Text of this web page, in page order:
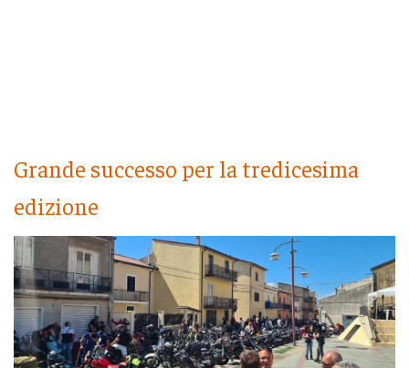
Grande successo per la tredicesima
edizione